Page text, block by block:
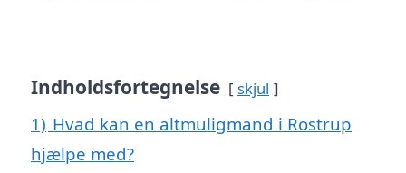
Indholdsfortegnelse skjul
1) Hvad kan en altmuligmand i Rostrup
hjælpe med?